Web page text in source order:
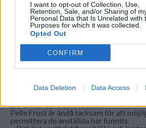
I want to opt-out of Collection, Use,
Retention, Sale, and/or Sharing of
Personal Data that Is Unrelated with
Purposes for which it was collected.
Opted Out
CONFIRM
Data Deletion Data Access
Han saknar sina kollegor som
– I lördags öppnade jag vid lunch och
blir en hel del andra rutiner.
Pelle Frost är ändå tacksam för att
permittera de anställda har funnits.